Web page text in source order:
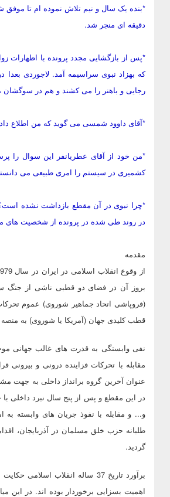
دقیقه ای منجر شد.
*پس از بازگشایی مجدد پرونده با اظهارات
که بهزاد نبوی سراسیمه آمد. لاجوردی
رجایی و باهنر را می کشند و هم در سوگشان
*آقای داوود شمسی می گوید که من اطلاع
*من خود از آقای عطریانفر این سوال را
کشمیری در سیستم را امری طبیعی می
*چرا نبوی در آن مقطع بازداشت نشده است؟
در روند طی شده در پرونده از شخصیت های
مقدمه
(فروپاشی اتحاد جماهیر شوروی) عموم
قطب کلیدی جهان (آمریکا یا شوروی) به
نفی وابستگی به قدرت های غالب جهانی
عنوان آخرین گروه برانداز داخلی به جهت
در این مقطع و پس از پنج سال نبرد داخلی
و... و مقابله با نفوذ جریان های وابسته به
طلبانه حزب خلق مسلمان در آذربایجان،
گردید.
برآورد تاریخ 37 ساله انقلاب